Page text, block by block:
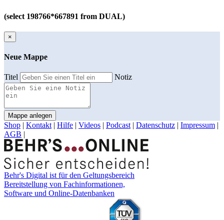
(select 198766*667891 from DUAL)
×
Neue Mappe
Titel Notiz
Mappe anlegen
Shop | Kontakt | Hilfe | Videos | Podcast | Datenschutz | Impressum |
AGB |
Behr's Digital ist für den Geltungsbereich
Bereitstellung von Fachinformationen,
Software und Online-Datenbanken